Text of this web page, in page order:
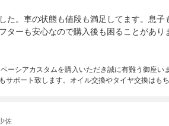
た。車の状態も値段も満足してます。息
ターも安心なので購入後も困ることがあり
ーシアカスタムを購入いただき誠に有難う御座い
サポート致します。オイル交換やタイヤ交換は
佐